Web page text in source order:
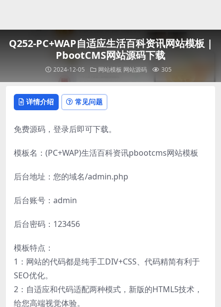
Q252-PC+WAP自适应生活百科资讯网站模板 |
PbootCMS网站源码下载
2024-12-05 网站模板 网站源码 305
详情介绍 常见问题
免费源码，登录后即可下载。
模板名：(PC+WAP)生活百科资讯pbootcms网站模板
后台地址：您的域名/admin.php
后台账号：admin
后台密码：123456
模板特点：
1：网站的代码都是纯手工DIV+CSS、代码精简有利于
SEO优化。
2：自适应和代码适配两种模式，新版的HTML5技术，
给您高端视觉体验。